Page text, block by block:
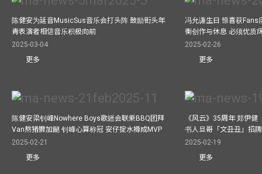
陈健安为延音MusicSus音乐会打头阵 鼓励街头年
青表演者相信音乐积极向前
2025-03-04
更多
冯允谦生日 惊喜获Fans
衡创作与休息 必须优质
2025-02-26
更多
陈健安梁钊峰Nowhere Boys歌迷会联乘BBQ团拜
Van熬猪髀加餸 钊峰心算称冠 安仔掟水樽成MVP
2025-02-21
更多
《风云》35周年 郑伊
书人旦哥「文丑丑」招
2025-02-19
更多